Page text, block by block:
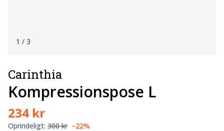
1 / 3
Carinthia
Kompressionspose L
234 kr
Oprindeligt: 300 kr −22%